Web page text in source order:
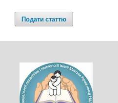
Подати статтю